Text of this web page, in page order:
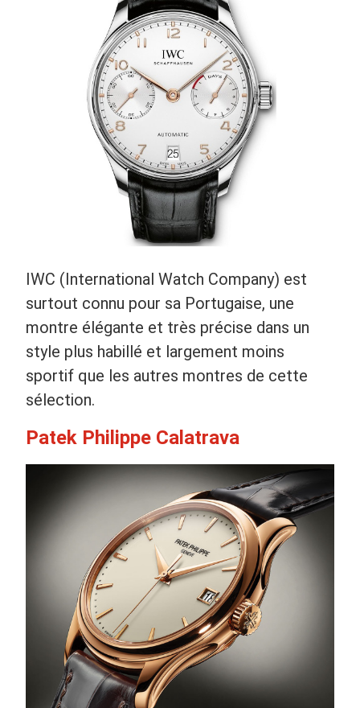
IWC (International Watch Company) est
surtout connu pour sa Portugaise, une
montre élégante et très précise dans un
style plus habillé et largement moins
sportif que les autres montres de cette
sélection.
Patek Philippe Calatrava